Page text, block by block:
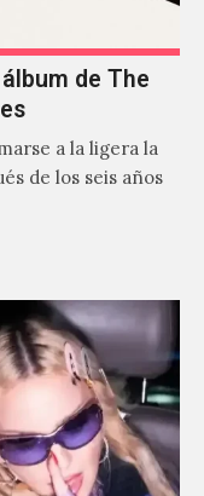
de The
a la ligera la
de los seis años